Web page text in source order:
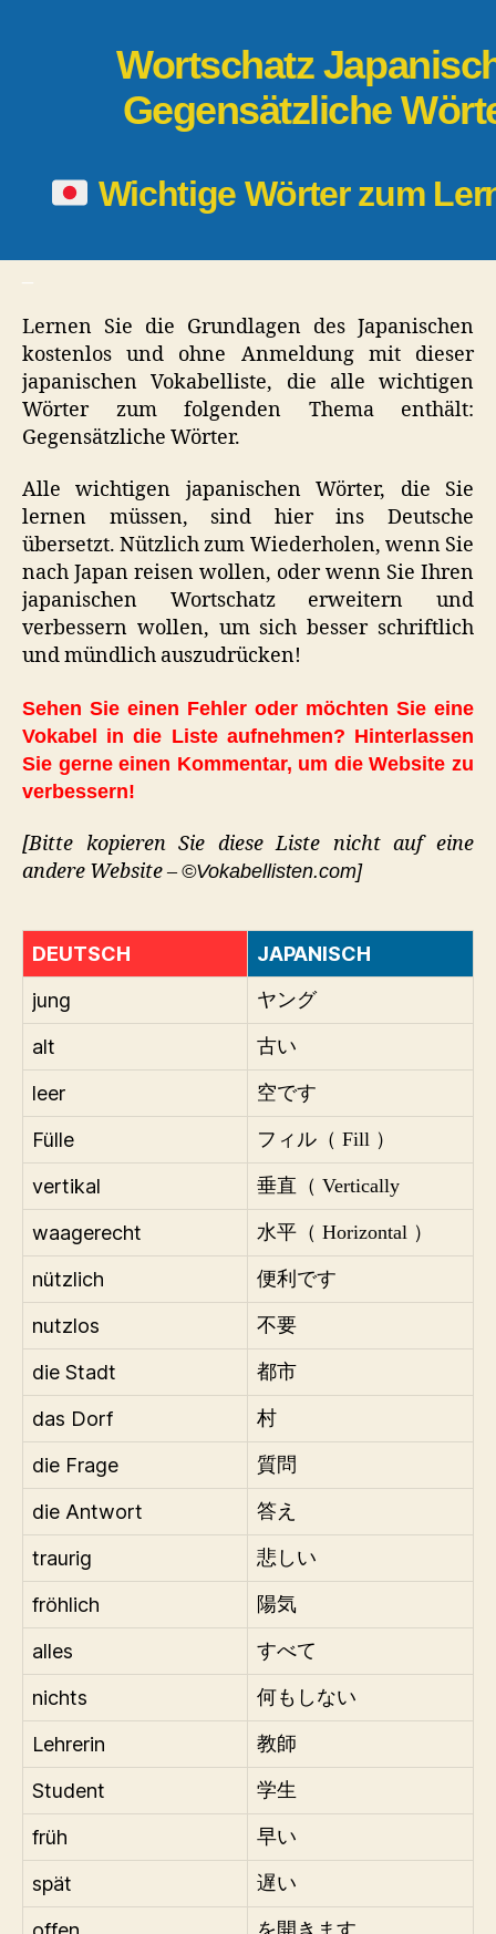
Wortschatz
Gegensätzliche
Wichtige Wörter zum
Lernen Sie die Grundlagen des Japanischen
kostenlos und ohne Anmeldung mit dieser
japanischen Vokabelliste, die alle wichtigen
Wörter zum folgenden Thema enthält:
Gegensätzliche Wörter.
Alle wichtigen japanischen Wörter, die Sie
lernen müssen, sind hier ins Deutsche
übersetzt. Nützlich zum Wiederholen, wenn Sie
nach Japan reisen wollen, oder wenn Sie Ihren
japanischen Wortschatz erweitern und
verbessern wollen, um sich besser schriftlich
und mündlich auszudrücken!
Sehen Sie einen Fehler oder möchten Sie eine
Vokabel in die Liste aufnehmen? Hinterlassen
Sie gerne einen Kommentar, um die Website zu
verbessern!
[Bitte kopieren Sie diese Liste nicht auf eine
andere Website – ©Vokabellisten.com]
DEUTSCH
JAPANISCH
jung
ヤング
alt 古い
leer 空です
Fülle フィル（ Fill ）
vertikal 垂直（ Vertically
waagerecht 水平（ Horizontal ）
nützlich 便利です
nutzlos 不要
die Stadt 都市
das Dorf 村
die Frage 質問
die Antwort 答え
traurig 悲しい
fröhlich 陽気
alles すべて
nichts 何もしない
Lehrerin 教師
Student 学生
früh 早い
spät 遅い